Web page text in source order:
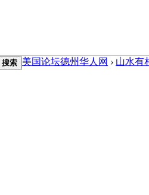
搜索 美国论坛德州华人网 › 山水有